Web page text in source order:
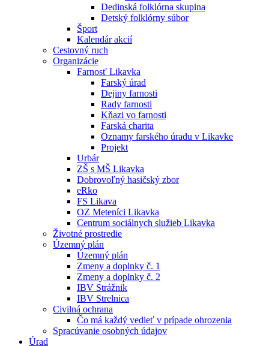
Dedinská folklórna skupina
Detský folklórny súbor
Šport
Kalendár akcií
Cestovný ruch
Organizácie
Farnosť Likavka
Farský úrad
Dejiny farnosti
Rady farnosti
Kňazi vo farnosti
Farská charita
Oznamy farského úradu v Likavke
Projekt
Urbár
ZŠ s MŠ Likavka
Dobrovoľný hasičský zbor
eRko
FS Likava
OZ Meteníci Likavka
Centrum sociálnych služieb Likavka
Životné prostredie
Územný plán
Územný plán
Zmeny a doplnky č. 1
Zmeny a doplnky č. 2
IBV Strážnik
IBV Strelnica
Civilná ochrana
Čo má každý vedieť v prípade ohrozenia
Spracúvanie osobných údajov
Úrad